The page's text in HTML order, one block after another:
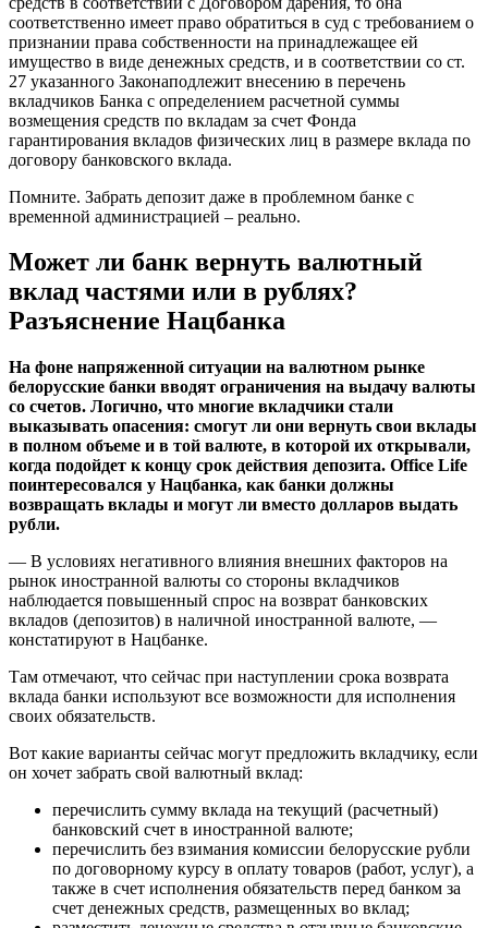
соответственно имеет право обратиться в суд с требованием о
признании права собственности на принадлежащее ей
имущество в виде денежных средств, и в соответствии со ст.
27 указанного Законаподлежит внесению в перечень
вкладчиков Банка с определением расчетной суммы
возмещения средств по вкладам за счет Фонда
гарантирования вкладов физических лиц в размере вклада по
договору банковского вклада.
Помните. Забрать депозит даже в проблемном банке с
временной администрацией – реально.
Может ли банк вернуть валютный
вклад частями или в рублях?
Разъяснение Нацбанка
На фоне напряженной ситуации на валютном рынке
белорусские банки вводят ограничения на выдачу валюты
со счетов. Логично, что многие вкладчики стали
выказывать опасения: смогут ли они вернуть свои вклады
в полном объеме и в той валюте, в которой их открывали,
когда подойдет к концу срок действия депозита. Office Life
поинтересовался у Нацбанка, как банки должны
возвращать вклады и могут ли вместо долларов выдать
рубли.
— В условиях негативного влияния внешних факторов на
рынок иностранной валюты со стороны вкладчиков
наблюдается повышенный спрос на возврат банковских
вкладов (депозитов) в наличной иностранной валюте, —
констатируют в Нацбанке.
Там отмечают, что сейчас при наступлении срока возврата
вклада банки используют все возможности для исполнения
своих обязательств.
Вот какие варианты сейчас могут предложить вкладчику, если
он хочет забрать свой валютный вклад:
перечислить сумму вклада на текущий (расчетный)
банковский счет в иностранной валюте;
перечислить без взимания комиссии белорусские рубли
по договорному курсу в оплату товаров (работ, услуг), а
также в счет исполнения обязательств перед банком за
счет денежных средств, размещенных во вклад;